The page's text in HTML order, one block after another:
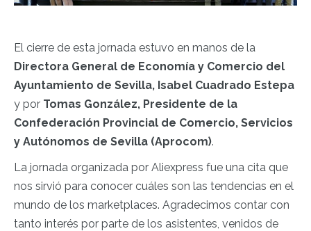
El cierre de esta jornada estuvo en manos de la
Directora General de Economía y Comercio del
Ayuntamiento de Sevilla, Isabel Cuadrado Estepa
y por Tomas González, Presidente de la
Confederación Provincial de Comercio, Servicios
y Autónomos de Sevilla (Aprocom).
La jornada organizada por Aliexpress fue una cita que
nos sirvió para conocer cuáles son las tendencias en el
mundo de los marketplaces. Agradecimos contar con
tanto interés por parte de los asistentes, venidos de